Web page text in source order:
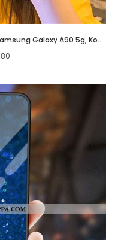
Kuori Samsung Galaxy A90 5g, Kuoret Samsung Galaxy A90 5g, Kotelo Samsung Galaxy A90 5g Silikoni Suo